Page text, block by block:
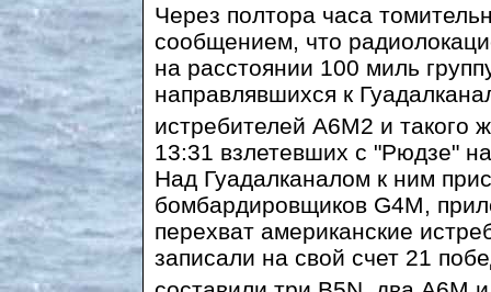
Через полтора часа
сообщением, что
на расстоянии 100 миль
направлявшихся к
истребителей А6М2 и такого
13:31 взлетевших с "Рюдзе"
Над Гуадалканалом к ним
бомбардировщиков G4M,
перехват американские
записали на свой счет 21